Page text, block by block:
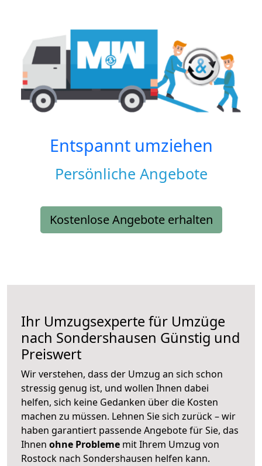
Entspannt umziehen
Persönliche Angebote
Kostenlose Angebote erhalten
Ihr Umzugsexperte für Umzüge
nach Sondershausen Günstig und
Preiswert
Wir verstehen, dass der Umzug an sich schon
stressig genug ist, und wollen Ihnen dabei
helfen, sich keine Gedanken über die Kosten
machen zu müssen. Lehnen Sie sich zurück – wir
haben garantiert passende Angebote für Sie, das
Ihnen ohne Probleme mit Ihrem Umzug von
Rostock nach Sondershausen helfen kann.